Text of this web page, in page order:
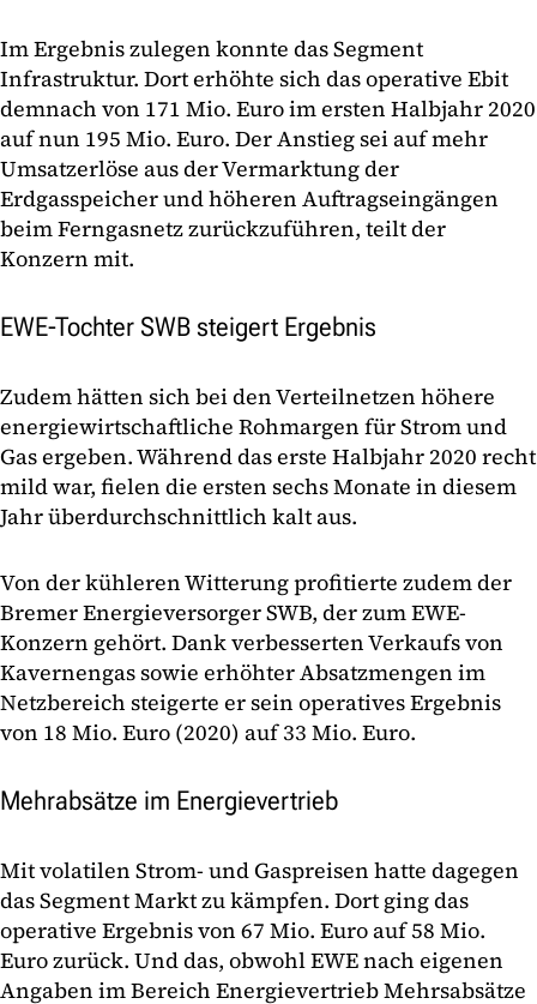
Im Ergebnis zulegen konnte das Segment
Infrastruktur. Dort erhöhte sich das operative Ebit
demnach von 171 Mio. Euro im ersten Halbjahr 2020
auf nun 195 Mio. Euro. Der Anstieg sei auf mehr
Umsatzerlöse aus der Vermarktung der
Erdgasspeicher und höheren Auftragseingängen
beim Ferngasnetz zurückzuführen, teilt der
Konzern mit.
EWE-Tochter SWB steigert Ergebnis
Zudem hätten sich bei den Verteilnetzen höhere
energiewirtschaftliche Rohmargen für Strom und
Gas ergeben. Während das erste Halbjahr 2020 recht
mild war, fielen die ersten sechs Monate in diesem
Jahr überdurchschnittlich kalt aus.
Von der kühleren Witterung profitierte zudem der
Bremer Energieversorger SWB, der zum EWE-
Konzern gehört. Dank verbesserten Verkaufs von
Kavernengas sowie erhöhter Absatzmengen im
Netzbereich steigerte er sein operatives Ergebnis
von 18 Mio. Euro (2020) auf 33 Mio. Euro.
Mehrabsätze im Energievertrieb
Mit volatilen Strom- und Gaspreisen hatte dagegen
das Segment Markt zu kämpfen. Dort ging das
operative Ergebnis von 67 Mio. Euro auf 58 Mio.
Euro zurück. Und das, obwohl EWE nach eigenen
Angaben im Bereich Energievertrieb Mehrsabsätze